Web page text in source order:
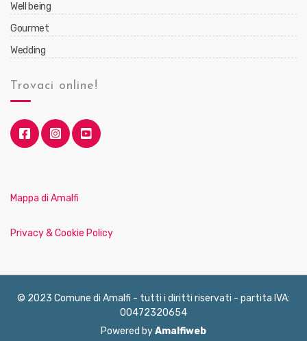
Well being
Gourmet
Wedding
Trovaci online!
Mappa di Amalfi
Privacy & Cookie Policy
© 2023 Comune di Amalfi - tutti i diritti riservati - partita IVA:
00472320654
Powered byAmalfiweb